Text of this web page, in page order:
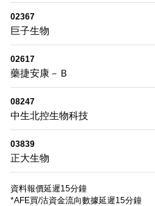
02367
巨子生物
02617
藥捷安康－Ｂ
08247
中生北控生物科技
03839
正大生物
資料報價延遲15分鐘
*AFE買/沽資金流向數據延遲15分鐘